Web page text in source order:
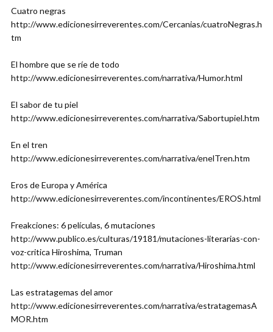
Cuatro negras
http://www.edicionesirreverentes.com/Cercanias/cuatroNegras.h
tm
El hombre que se ríe de todo
http://www.edicionesirreverentes.com/narrativa/Humor.html
El sabor de tu piel
http://www.edicionesirreverentes.com/narrativa/Sabortupiel.htm
En el tren
http://www.edicionesirreverentes.com/narrativa/enelTren.htm
Eros de Europa y América
http://www.edicionesirreverentes.com/incontinentes/EROS.html
Freakciones: 6 películas, 6 mutaciones
http://www.publico.es/culturas/19181/mutaciones-literarias-con-
voz-critica Hiroshima, Truman
http://www.edicionesirreverentes.com/narrativa/Hiroshima.html
Las estratagemas del amor
http://www.edicionesirreverentes.com/narrativa/estratagemasA
MOR.htm